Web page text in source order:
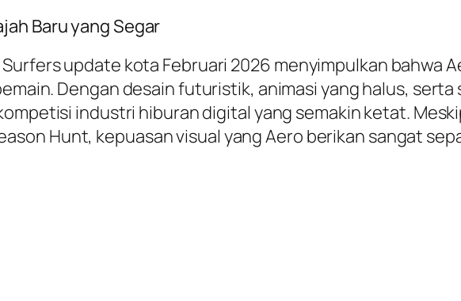
Baru yang Segar
update kota Februari 2026 menyimpulkan bahwa
Dengan desain futuristik, animasi yang halus, serta
industri hiburan digital yang semakin ketat.
Hunt, kepuasan visual yang Aero berikan sangat